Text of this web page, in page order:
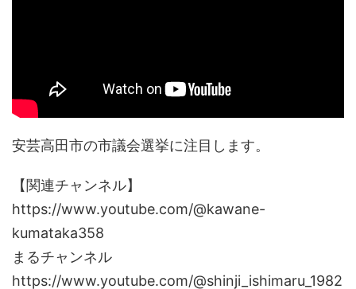
安芸高田市の市議会選挙に注目します。
【関連チャンネル】
https://www.youtube.com/@kawane-
kumataka358
まるチャンネル
https://www.youtube.com/@shinji_ishimaru_1982